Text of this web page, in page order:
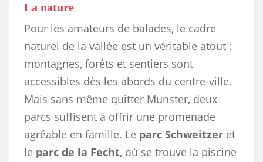
La nature
Pour les amateurs de balades, le cadre
naturel de la vallée est un véritable atout :
montagnes, forêts et sentiers sont
accessibles dès les abords du centre-ville.
Mais sans même quitter Munster, deux
parcs suffisent à offrir une promenade
agréable en famille. Le parc Schweitzer et
le parc de la Fecht, où se trouve la piscine